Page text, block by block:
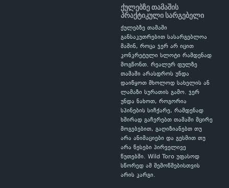
ქულებზე თამაშის
პრაქტიკული სარგებელი
ქულებზე თამაში
განსაკუთრებით სასარგებლოა
მაშინ, როცა ჯერ არ იცით
კონკრეტული სლოტი რამდენად
მოგწონთ. რეალურ ფულზე
თამაში არასდროს უნდა
დაიწყოთ მხოლოდ სახელის ან
ლამაზი სურათის გამო. ჯერ
უნდა ნახოთ, როგორია
სპინების სიჩქარე, რამდენად
ხშირად გაჩერებთ თამაში მცირე
მოგებებით, გაღიზიანებთ თუ
არა ანიმაციები და გესმით თუ
არა წესები პირველივე
წუთებში. Wild Toro უფასოდ
სწორედ ამ შემოწმებისთვის
არის კარგი.